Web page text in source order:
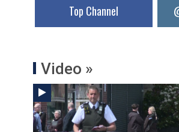
Top Channel
Video »